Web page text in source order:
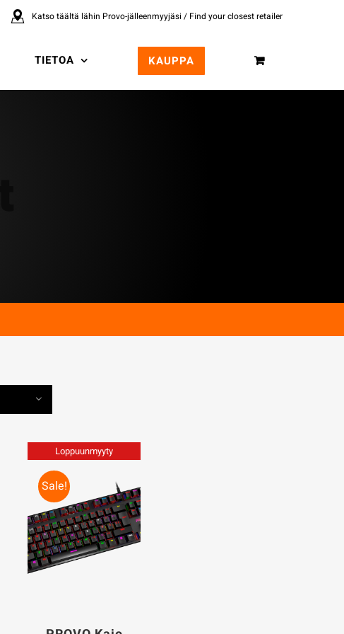
Katso täältä lähin Provo-jälleenmyyjäsi / Find your closest retailer
TIETOA KAUPPA
Loppuunmyyty
Sale!